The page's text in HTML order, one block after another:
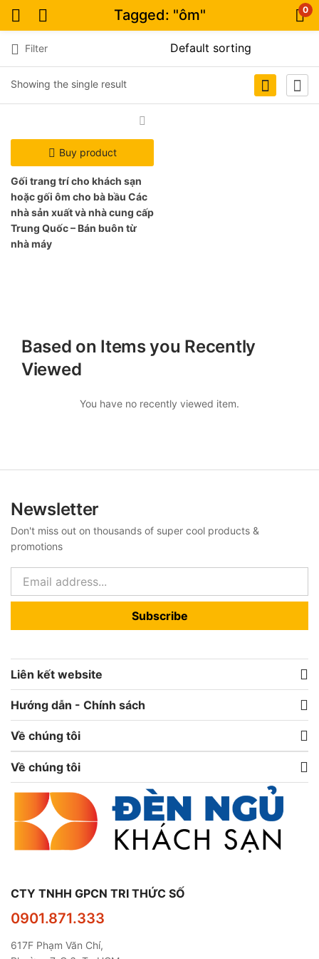
Tagged: "ôm" 0
Showing the single result
Filter
Buy product
Gối trang trí cho khách sạn
hoặc gối ôm cho bà bầu Các
nhà sản xuất và nhà cung cấp
Trung Quốc – Bán buôn từ
nhà máy
Based on Items you Recently
Viewed
You have no recently viewed item.
Newsletter
Don't miss out on thousands of super cool products &
promotions
Subscribe
Liên kết website
Hướng dẫn - Chính sách
Về chúng tôi
Về chúng tôi
CTY TNHH GPCN TRI THỨC SỐ
0901.871.333
617F Phạm Văn Chí,